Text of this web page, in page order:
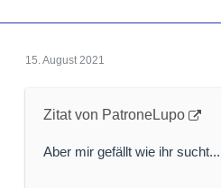
15. August 2021
Zitat von PatroneLupo
Aber mir gefällt wie ihr